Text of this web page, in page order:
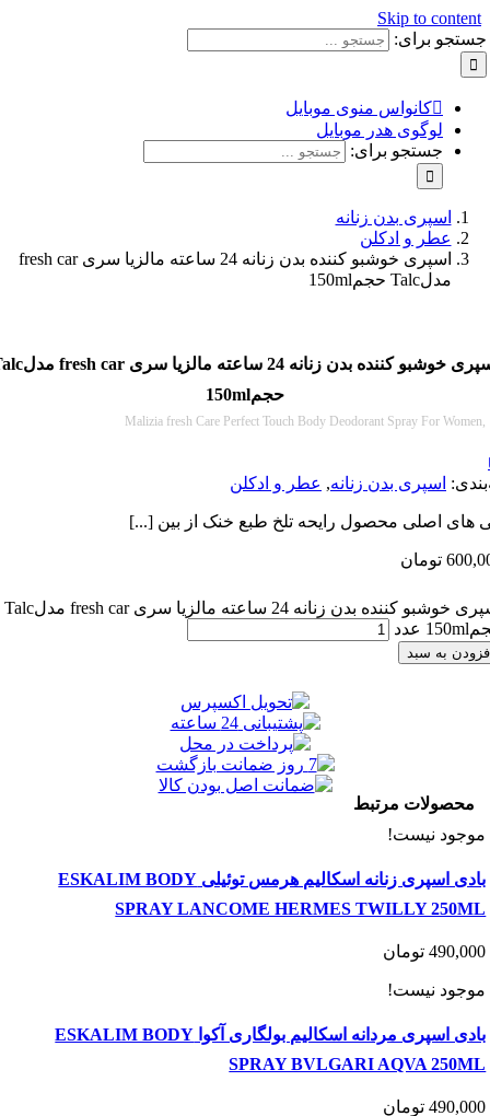
Skip to
برای:
کانواس منوی موبایل
لوگوی هدر موبایل
جستجو برای:
اسپری بدن زنانه
عطر و ادکلن
اسپری خوشبو کننده بدن زنانه 24 ساعته مالزیا سری fresh car
اسپری خوشبو کننده بدن زنانه 24 ساعته مالزیا سری fresh car مدلTalc
Malizia fresh Care Perfect Touch Body Deodorant Spray For
اسپری بدن زنانه , عطر و ادکلن
اصلی محصول رایحه تلخ طبع خنک از بین [...]
تومان
اسپری خوشبو کننده بدن زنانه 24 ساعته مالزیا سری fresh car مدلTalc
به سبد
مرتبط
نیست!
بادی اسپری زنانه اسکالیم هرمس توئیلی ESKALIM BODY
SPRAY LANCOME HERMES TWILLY
تومان
نیست!
بادی اسپری مردانه اسکالیم بولگاری آکوا ESKALIM BODY
SPRAY BVLGARI AQVA
تومان